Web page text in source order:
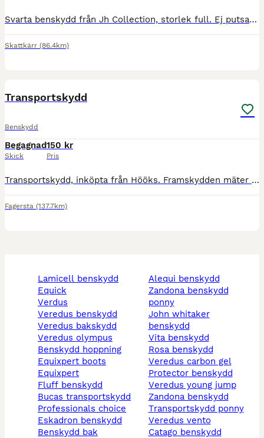
Svarta benskydd från Jh Collection, storlek full. Ej putsade på bilderna, putsas innan dem skickas.
Skattkärr (86.4km)
Transportskydd
Benskydd
Begagnad
Skick
150 kr
Pris
Transportskydd, inköpta från Hööks. Framskydden mäter 42 cm och bakskydden mäter 44 cm. Uppskattar att det är strl cob, har använts på en C-ponny. Vita hårstrån förekommer. Kan skickas mot porto.
Fagersta (137.7km)
lamicell benskydd
equick
verdus
veredus benskydd
veredus bakskydd
veredus olympus
benskydd hoppning
equixpert boots
equixpert
fluff benskydd
bucas transportskydd
professionals choice
eskadron benskydd
benskydd bak
alequi benskydd
zandona benskydd
ponny
john whitaker
benskydd
vita benskydd
rosa benskydd
veredus carbon gel
protector benskydd
veredus young jump
zandona benskydd
transportskydd ponny
veredus vento
catago benskydd